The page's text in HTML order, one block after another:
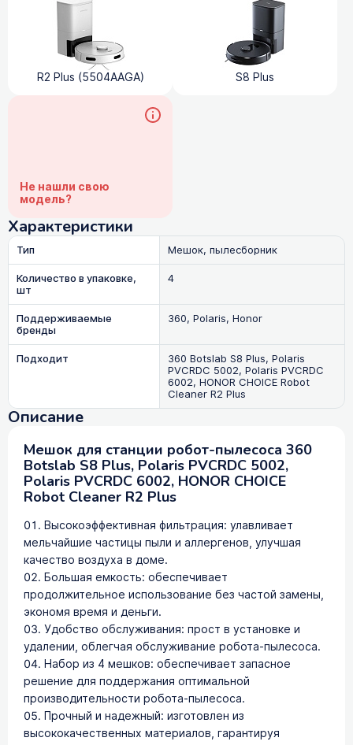
R2 Plus (5504AAGA) S8 Plus
Не нашли свою
модель?
Характеристики
Тип
Мешок, пылесборник
Количество в упаковке,
шт
4
Поддерживаемые
бренды
360, Polaris, Honor
Подходит 360 Botslab S8 Plus, Polaris
PVCRDC 5002, Polaris PVCRDC
6002, HONOR CHOICE Robot
Cleaner R2 Plus
Описание
Мешок для станции робот-пылесоса 360
Botslab S8 Plus, Polaris PVCRDC 5002,
Polaris PVCRDC 6002, HONOR CHOICE
Robot Cleaner R2 Plus
Высокоэффективная фильтрация: улавливает
мельчайшие частицы пыли и аллергенов, улучшая
качество воздуха в доме.
Большая емкость: обеспечивает
продолжительное использование без частой замены,
экономя время и деньги.
Удобство обслуживания: прост в установке и
удалении, облегчая обслуживание робота-пылесоса.
Набор из 4 мешков: обеспечивает запасное
решение для поддержания оптимальной
производительности робота-пылесоса.
Прочный и надежный: изготовлен из
высококачественных материалов, гарантируя